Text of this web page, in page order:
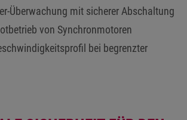
Überwachung mit sicherer Abschaltung
von Synchronmotoren
bei begrenzter